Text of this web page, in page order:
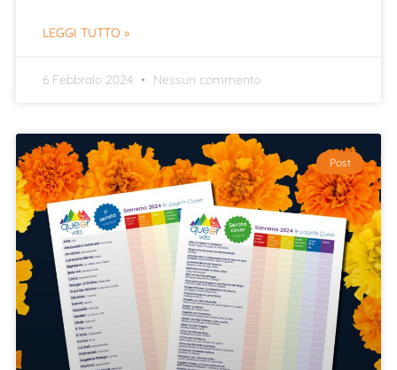
LEGGI TUTTO »
6 Febbraio 2024 Nessun commento
Post